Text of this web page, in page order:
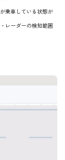
乗車している状態が
ーダーの検知範囲